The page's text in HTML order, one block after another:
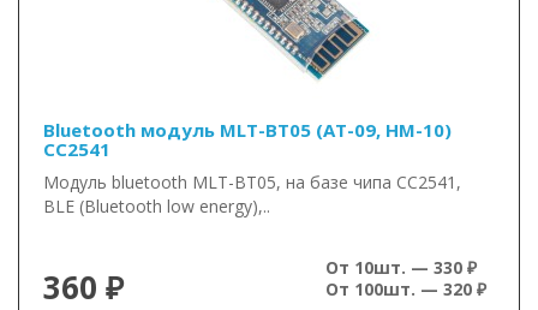
Bluetooth модуль MLT-BT05 (AT-09, HM-10)
CC2541
Модуль bluetooth MLT-BT05, на базе чипа CC2541,
BLE (Bluetooth low energy),..
360 ₽
От 10шт. — 330 ₽
От 100шт. — 320 ₽